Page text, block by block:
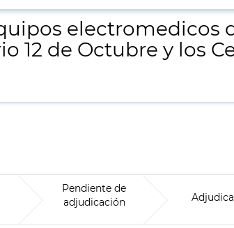
electromedicos
12 de Octubre y los
Pendiente de
adjudicación